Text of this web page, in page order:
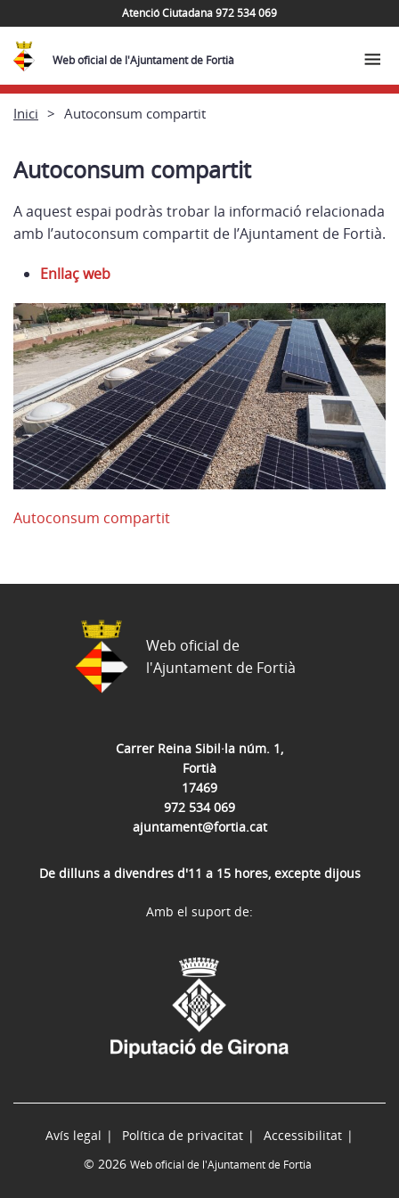
Atenció Ciutadana 972 534 069
Web oficial de l'Ajuntament de Fortià
Inici Autoconsum compartit
Autoconsum compartit
A aquest espai podràs trobar la informació relacionada
amb l’autoconsum compartit de l’Ajuntament de Fortià.
Enllaç web
Autoconsum compartit
Carrer Reina Sibil·la núm. 1,
Fortià
17469
972 534 069
ajuntament@fortia.cat
De dilluns a divendres d'11 a 15 hores, excepte dijous
Web oficial de
l'Ajuntament de Fortià
Avís legal Política de privacitat
Accessibilitat
© 2026 Web oficial de l'Ajuntament de Fortià
Amb el suport de: